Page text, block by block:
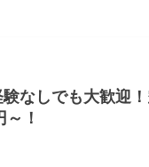
なしでも大歓迎
！